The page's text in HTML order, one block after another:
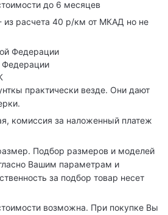
до 6 месяцев
расчета 40 р/км от МКАД но не
Федерации
практически везде. Они дают
комиссия за наложенный платеж
Подбор размеров и моделей
Вашим параметрам и
за подбор товар несет
возможна. При покупке Вы